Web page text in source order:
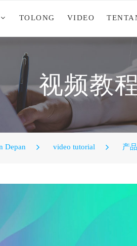
TOLONG VIDEO
视频教
Depan video tutorial 产品